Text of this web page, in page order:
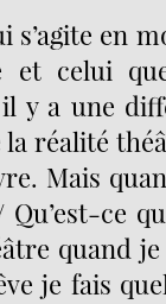
s’agite en
et celui
y a une
réalité
Mais
ce
quand
je fais